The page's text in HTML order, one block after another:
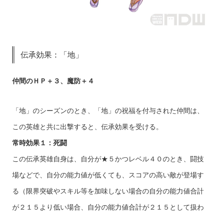
伝承効果：「地」
仲間のＨＰ＋３、魔防＋４
「地」のシーズンのとき、「地」の祝福を付与された仲間は、
この英雄と共に出撃すると、伝承効果を受ける。
常時効果１：死闘
この伝承英雄自身は、自分が★５かつレベル４０のとき、闘技
場などで、自分の能力値が低くても、スコアの高い敵が登場す
る（限界突破やスキル等を加味しない場合の自分の能力値合計
が２１５より低い場合、自分の能力値合計が２１５として扱わ